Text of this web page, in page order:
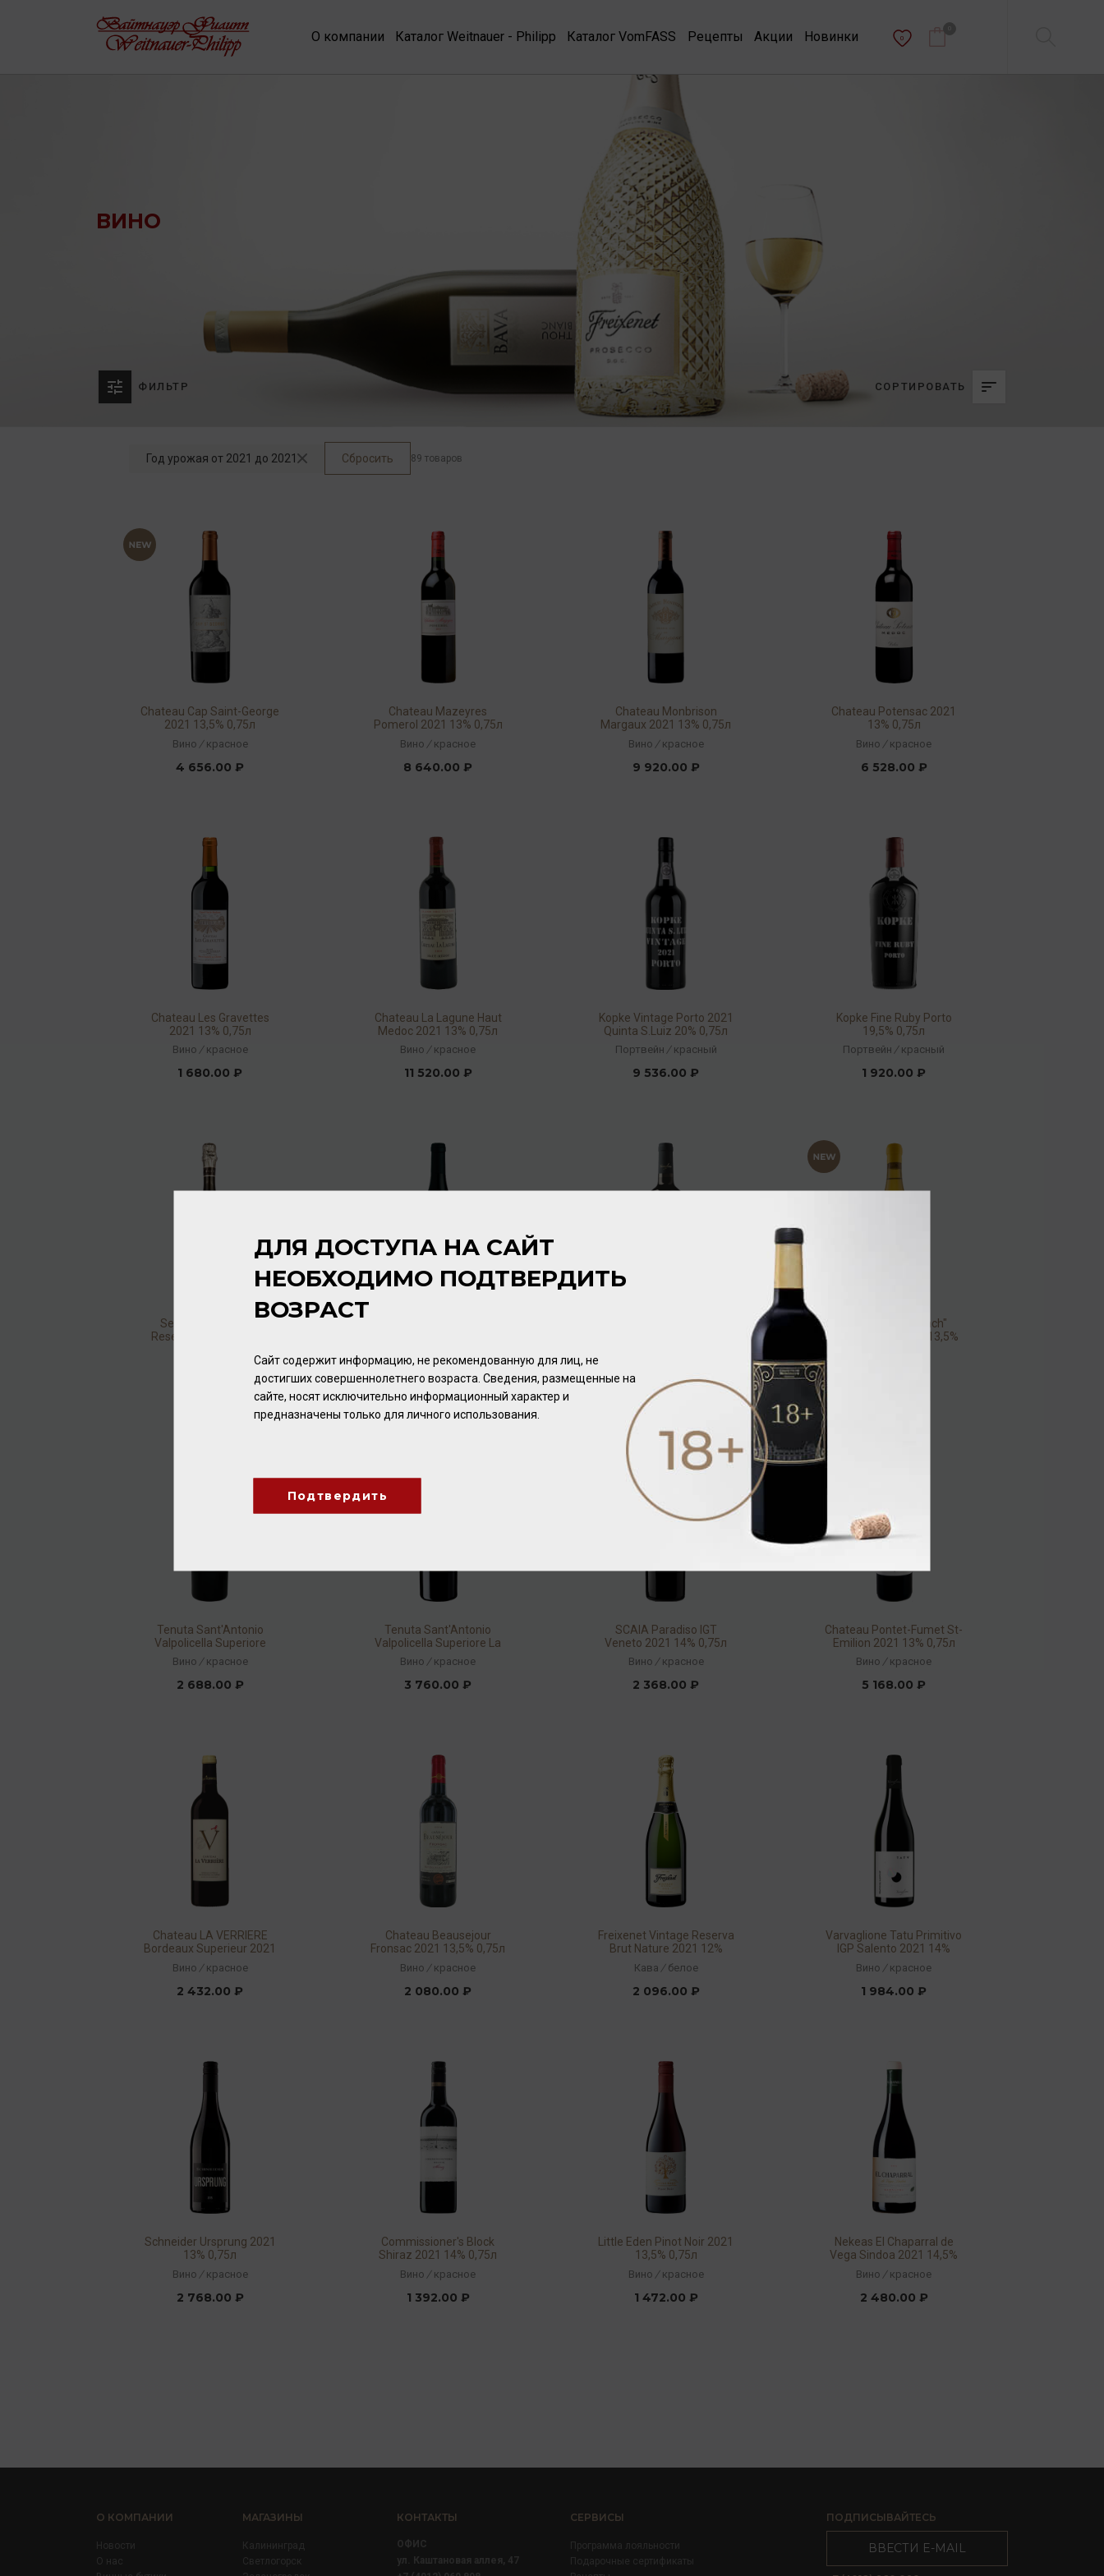
О компании Каталог Weitnauer - Philipp Каталог VomFASS Рецепты Акции Новинки 0
ВИНО
ФИЛЬТР СОРТИРОВАТЬ
Год урожая от 2021 до 2021 Сбросить 89 товаров
Chateau Cap Saint-George
2021 13,5% 0,75л
Вино / красное
4 656.00 ₽
Chateau Mazeyres
Pomerol 2021 13% 0,75л
Вино / красное
8 640.00 ₽
Chateau Monbrison
Margaux 2021 13% 0,75л
Вино / красное
9 920.00 ₽
Chateau Potensac 2021
13% 0,75л
Вино / красное
6 528.00 ₽
Chateau Les Gravettes
2021 13% 0,75л
Вино / красное
1 680.00 ₽
Chateau La Lagune Haut
Medoc 2021 13% 0,75л
Вино / красное
11 520.00 ₽
Kopke Vintage Porto 2021
Quinta S.Luiz 20% 0,75л
Портвейн / красный
9 536.00 ₽
Kopke Fine Ruby Porto
19,5% 0,75л
Портвейн / красный
1 920.00 ₽
Segura Viudas Brut
Reserva Heredad 2021
Вино / красное
3 392.00 ₽ 3 728.00 ₽
Pasqua "Hey French"
Bianco Veneto IGT 13,5%
Tenuta Sant'Antonio
Valpolicella Superiore
Ripasso Monti Garbi DOC
2021 14% 0,75л
Вино / красное
2 688.00 ₽
Tenuta Sant'Antonio
Valpolicella Superiore La
Bandina DOC 2021 14%
0,75л
Вино / красное
3 760.00 ₽
SCAIA Paradiso IGT
Veneto 2021 14% 0,75л
Вино / красное
2 368.00 ₽
Chateau Pontet-Fumet St-
Emilion 2021 13% 0,75л
Вино / красное
5 168.00 ₽
Chateau LA VERRIERE
Bordeaux Superieur 2021
13,5% 0,75л
Вино / красное
2 432.00 ₽
Chateau Beausejour
Fronsac 2021 13,5% 0,75л
Вино / красное
2 080.00 ₽
Freixenet Vintage Reserva
Brut Nature 2021 12%
0,75л
Кава / белое
2 096.00 ₽
Varvaglione Tatu Primitivo
IGP Salento 2021 14%
0,75л
Вино / красное
1 984.00 ₽
Schneider Ursprung 2021
13% 0,75л
Вино / красное
2 768.00 ₽
Commissioner's Block
Shiraz 2021 14% 0,75л
Вино / красное
1 392.00 ₽
Little Eden Pinot Noir 2021
13,5% 0,75л
Вино / красное
1 472.00 ₽
Nekeas El Chaparral de
Vega Sindoa 2021 14,5%
0,75л
Вино / красное
2 480.00 ₽
О КОМПАНИИ
Новости
О нас
МАГАЗИНЫ
Калининград
Светлогорск
КОНТАКТЫ
ОФИС
ул. Каштановая аллея, 47
СЕРВИСЫ
Программа лояльности
Подарочные сертификаты
ПОДПИСЫВАЙТЕСЬ
ВВЕСТИ E-MAIL
ДЛЯ ДОСТУПА НА САЙТ
НЕОБХОДИМО ПОДТВЕРДИТЬ
ВОЗРАСТ
Сайт содержит информацию, не рекомендованную для лиц, не
достигших совершеннолетнего возраста. Сведения, размещенные на
сайте, носят исключительно информационный характер и
предназначены только для личного использования.
Подтвердить